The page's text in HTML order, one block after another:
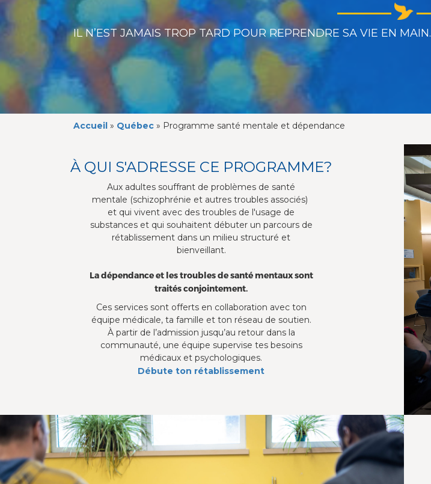
IL N’EST JAMAIS TROP TARD POUR REPRENDRE SA VIE EN MAIN.
Accueil » Québec » Programme santé mentale et dépendance
À QUI S'ADRESSE CE PROGRAMME?
Aux adultes souffrant de problèmes de santé
mentale (schizophrénie et autres troubles associés)
et qui vivent avec des troubles de l'usage de
substances et qui souhaitent débuter un parcours de
rétablissement dans un milieu structuré et
bienveillant.
La dépendance et les troubles de santé mentaux sont
traités conjointement.
Ces services sont offerts en collaboration avec ton
équipe médicale, ta famille et ton réseau de soutien.
À partir de l’admission jusqu’au retour dans la
communauté, une équipe supervise tes besoins
médicaux et psychologiques.
Débute ton rétablissement